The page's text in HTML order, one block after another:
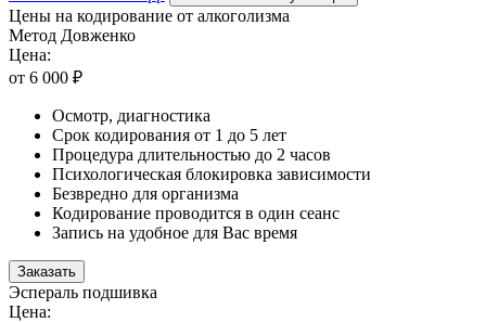
Цены на кодирование от алкоголизма
Метод Довженко
Цена:
от 6 000 ₽
Осмотр, диагностика
Срок кодирования от 1 до 5 лет
Процедура длительностью до 2 часов
Психологическая блокировка зависимости
Безвредно для организма
Кодирование проводится в один сеанс
Запись на удобное для Вас время
Заказать
Эспераль подшивка
Цена: